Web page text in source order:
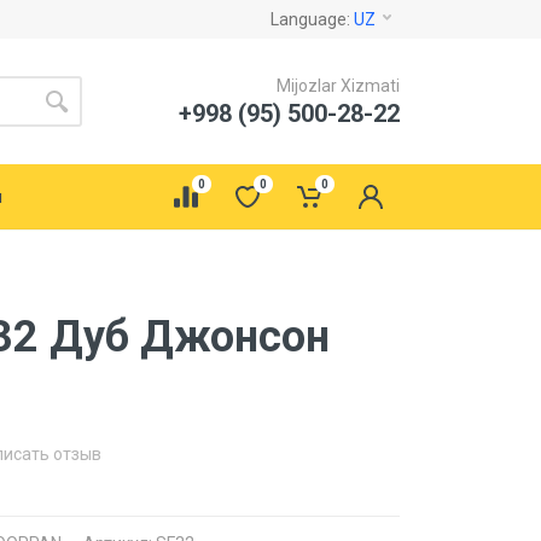
Language: UZ
Mijozlar Xizmati
+998 (95) 500-28-22
0 0 0
Дуб Джонсон
отзыв